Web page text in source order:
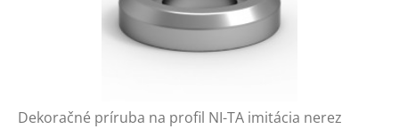
Dekoračné príruba na profil NI-TA imitácia nerez